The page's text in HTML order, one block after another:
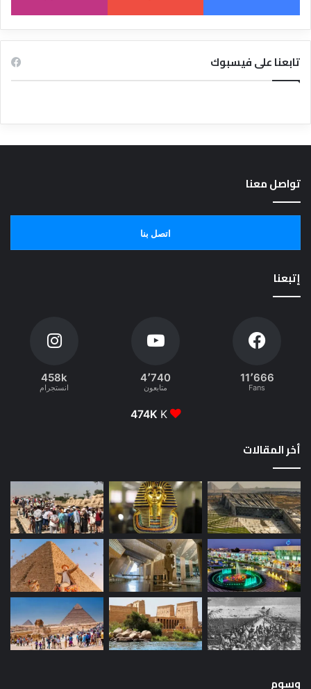
تابعنا على فيسبوك
تواصل معنا
اتصل بنا
إتبعنا
11٬666
Fans
4٬740
متابعون
458k
انستجرام
474K K
أخر المقالات
وسوم